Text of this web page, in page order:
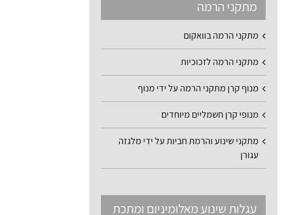
מתקני הרמה
מתקני הרמה בוואקום
מתקני הרמה לזכוכיות
מנוף קרן מתקני הרמה על ידי מנוף
מנופי קרן חשמליים מיוחדים
מתקני שינוע והרמת חביות על ידי מלגזה
עגורן
עגלות שינוע מאלומיניום ומתכת